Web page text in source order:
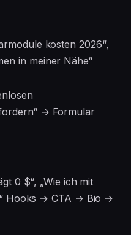
kosten 2026“,
in meiner Nähe“
→ Formular
0 $“, „Wie ich mit
Hooks → CTA → Bio →